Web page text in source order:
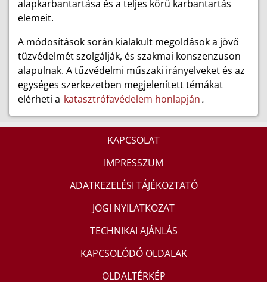
alapkarbantartása és a teljes körű karbantartás
elemeit.
A módosítások során kialakult megoldások a jövő
tűzvédelmét szolgálják, és szakmai konszenzuson
alapulnak. A tűzvédelmi műszaki irányelveket és az
egységes szerkezetben megjelenített témákat
elérheti a katasztrófavédelem honlapján.
KAPCSOLAT
IMPRESSZUM
ADATKEZELÉSI TÁJÉKOZTATÓ
JOGI NYILATKOZAT
TECHNIKAI AJÁNLÁS
KAPCSOLÓDÓ OLDALAK
OLDALTÉRKÉP